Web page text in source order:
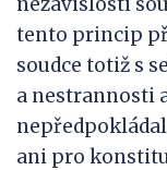
tento princip
soudce totiž s
a nestrannosti
ani pro